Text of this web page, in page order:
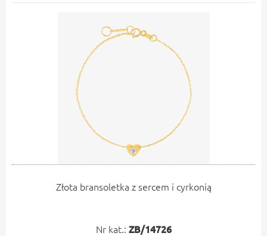
Złota bransoletka z sercem i cyrkonią
Nr kat.: ZB/14726